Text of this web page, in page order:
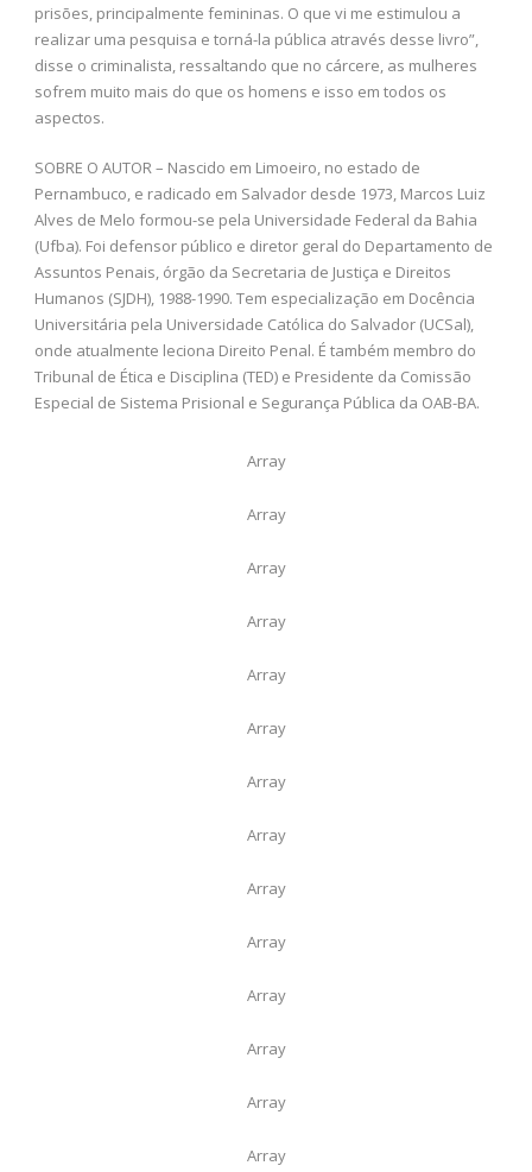
prisões, principalmente femininas. O que vi me estimulou a
realizar uma pesquisa e torná-la pública através desse livro”,
disse o criminalista, ressaltando que no cárcere, as mulheres
sofrem muito mais do que os homens e isso em todos os
aspectos.
SOBRE O AUTOR – Nascido em Limoeiro, no estado de
Pernambuco, e radicado em Salvador desde 1973, Marcos Luiz
Alves de Melo formou-se pela Universidade Federal da Bahia
(Ufba). Foi defensor público e diretor geral do Departamento de
Assuntos Penais, órgão da Secretaria de Justiça e Direitos
Humanos (SJDH), 1988-1990. Tem especialização em Docência
Universitária pela Universidade Católica do Salvador (UCSal),
onde atualmente leciona Direito Penal. É também membro do
Tribunal de Ética e Disciplina (TED) e Presidente da Comissão
Especial de Sistema Prisional e Segurança Pública da OAB-BA.
Array
Array
Array
Array
Array
Array
Array
Array
Array
Array
Array
Array
Array
Array